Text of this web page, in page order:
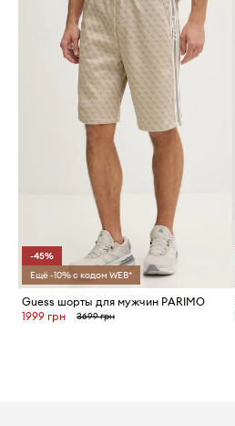
-45%
Ещё -10% с кодом WEB*
Guess шорты для мужчин PARIMO
1999 грн
3699 грн